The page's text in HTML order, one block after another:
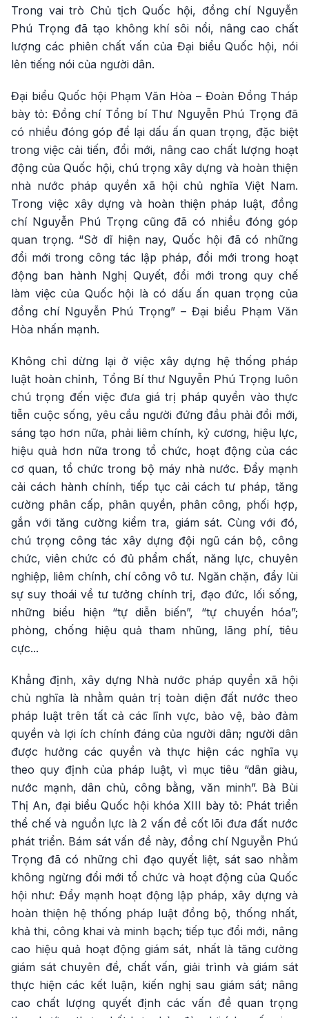
Trong vai trò Chủ tịch Quốc hội, đồng chí Nguyễn
Phú Trọng đã tạo không khí sôi nổi, nâng cao chất
lượng các phiên chất vấn của Đại biểu Quốc hội, nói
lên tiếng nói của người dân.
Đại biểu Quốc hội Phạm Văn Hòa – Đoàn Đồng Tháp
bày tỏ: Đồng chí Tổng bí Thư Nguyễn Phú Trọng đã
có nhiều đóng góp để lại dấu ấn quan trọng, đặc biệt
trong việc cải tiến, đổi mới, nâng cao chất lượng hoạt
động của Quốc hội, chú trọng xây dựng và hoàn thiện
nhà nước pháp quyền xã hội chủ nghĩa Việt Nam.
Trong việc xây dựng và hoàn thiện pháp luật, đồng
chí Nguyễn Phú Trọng cũng đã có nhiều đóng góp
quan trọng. “Sở dĩ hiện nay, Quốc hội đã có những
đổi mới trong công tác lập pháp, đổi mới trong hoạt
động ban hành Nghị Quyết, đổi mới trong quy chế
làm việc của Quốc hội là có dấu ấn quan trọng của
đồng chí Nguyễn Phú Trọng” – Đại biểu Phạm Văn
Hòa nhấn mạnh.
Không chỉ dừng lại ở việc xây dựng hệ thống pháp
luật hoàn chỉnh, Tổng Bí thư Nguyễn Phú Trọng luôn
chú trọng đến việc đưa giá trị pháp quyền vào thực
tiễn cuộc sống, yêu cầu người đứng đầu phải đổi mới,
sáng tạo hơn nữa, phải liêm chính, kỷ cương, hiệu lực,
hiệu quả hơn nữa trong tổ chức, hoạt động của các
cơ quan, tổ chức trong bộ máy nhà nước. Đẩy mạnh
cải cách hành chính, tiếp tục cải cách tư pháp, tăng
cường phân cấp, phân quyền, phân công, phối hợp,
gắn với tăng cường kiểm tra, giám sát. Cùng với đó,
chú trọng công tác xây dựng đội ngũ cán bộ, công
chức, viên chức có đủ phẩm chất, năng lực, chuyên
nghiệp, liêm chính, chí công vô tư. Ngăn chặn, đẩy lùi
sự suy thoái về tư tưởng chính trị, đạo đức, lối sống,
những biểu hiện “tự diễn biến”, “tự chuyển hóa”;
phòng, chống hiệu quả tham nhũng, lãng phí, tiêu
cực...
Khẳng định, xây dựng Nhà nước pháp quyền xã hội
chủ nghĩa là nhằm quản trị toàn diện đất nước theo
pháp luật trên tất cả các lĩnh vực, bảo vệ, bảo đảm
quyền và lợi ích chính đáng của người dân; người dân
được hưởng các quyền và thực hiện các nghĩa vụ
theo quy định của pháp luật, vì mục tiêu “dân giàu,
nước mạnh, dân chủ, công bằng, văn minh”. Bà Bùi
Thị An, đại biểu Quốc hội khóa XIII bày tỏ: Phát triển
thể chế và nguồn lực là 2 vấn đề cốt lõi đưa đất nước
phát triển. Bám sát vấn đề này, đồng chí Nguyễn Phú
Trọng đã có những chỉ đạo quyết liệt, sát sao nhằm
không ngừng đổi mới tổ chức và hoạt động của Quốc
hội như: Đẩy mạnh hoạt động lập pháp, xây dựng và
hoàn thiện hệ thống pháp luật đồng bộ, thống nhất,
khả thi, công khai và minh bạch; tiếp tục đổi mới, nâng
cao hiệu quả hoạt động giám sát, nhất là tăng cường
giám sát chuyên đề, chất vấn, giải trình và giám sát
thực hiện các kết luận, kiến nghị sau giám sát; nâng
cao chất lượng quyết định các vấn đề quan trọng